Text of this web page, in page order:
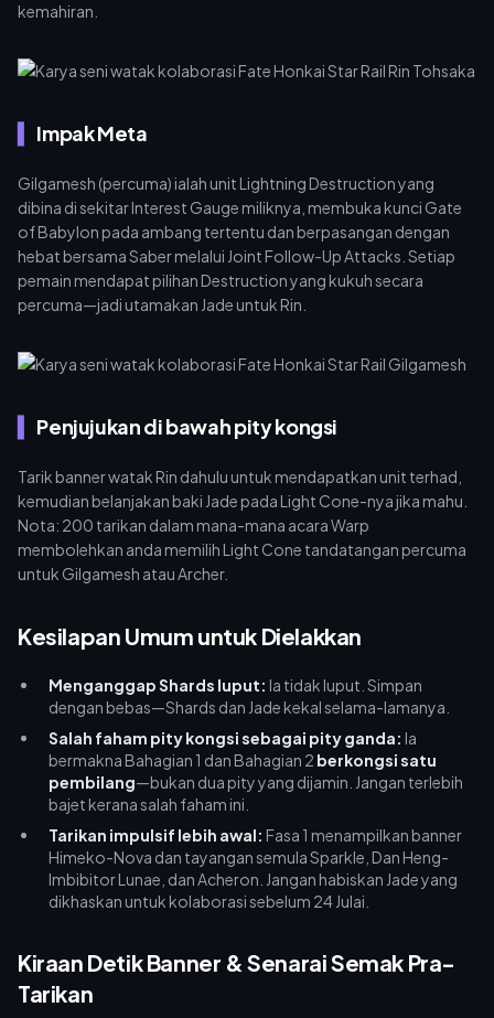
kemahiran.
Impak Meta
Gilgamesh (percuma) ialah unit Lightning Destruction yang
dibina di sekitar Interest Gauge miliknya, membuka kunci Gate
of Babylon pada ambang tertentu dan berpasangan dengan
hebat bersama Saber melalui Joint Follow-Up Attacks. Setiap
pemain mendapat pilihan Destruction yang kukuh secara
percuma—jadi utamakan Jade untuk Rin.
Penjujukan di bawah pity kongsi
Tarik banner watak Rin dahulu untuk mendapatkan unit terhad,
kemudian belanjakan baki Jade pada Light Cone-nya jika mahu.
Nota: 200 tarikan dalam mana-mana acara Warp
membolehkan anda memilih Light Cone tandatangan percuma
untuk Gilgamesh atau Archer.
Kesilapan Umum untuk Dielakkan
Menganggap Shards luput: Ia tidak luput. Simpan
dengan bebas—Shards dan Jade kekal selama-lamanya.
Salah faham pity kongsi sebagai pity ganda: Ia
bermakna Bahagian 1 dan Bahagian 2 berkongsi satu
pembilang—bukan dua pity yang dijamin. Jangan terlebih
bajet kerana salah faham ini.
Tarikan impulsif lebih awal: Fasa 1 menampilkan banner
Himeko-Nova dan tayangan semula Sparkle, Dan Heng-
Imbibitor Lunae, dan Acheron. Jangan habiskan Jade yang
dikhaskan untuk kolaborasi sebelum 24 Julai.
Kiraan Detik Banner & Senarai Semak Pra-
Tarikan